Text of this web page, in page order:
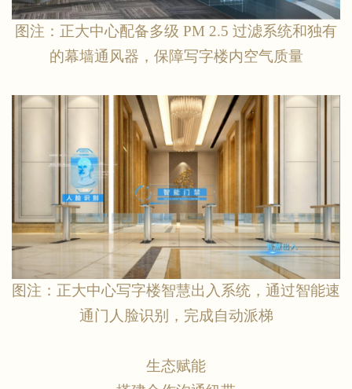
图注：正大中心配备多级 PM 2.5 过滤系统和独有
的幕墙通风器，保障写字楼内空气质量
图注：正大中心写字楼智慧出入系统，通过智能速
通门人脸识别，完成自动派梯
生态赋能